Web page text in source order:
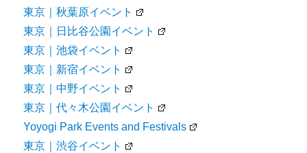
東京｜秋葉原イベント
東京｜日比谷公園イベント
東京｜池袋イベント
東京｜新宿イベント
東京｜中野イベント
東京｜代々木公園イベント
Yoyogi Park Events and Festivals
東京｜渋谷イベント